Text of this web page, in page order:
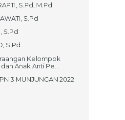
S.Pd, M.Pd
S.Pd
S.Pd
S,Pd
Kelompok
Anak Anti Pe...
3 MUNJUNGAN 2022